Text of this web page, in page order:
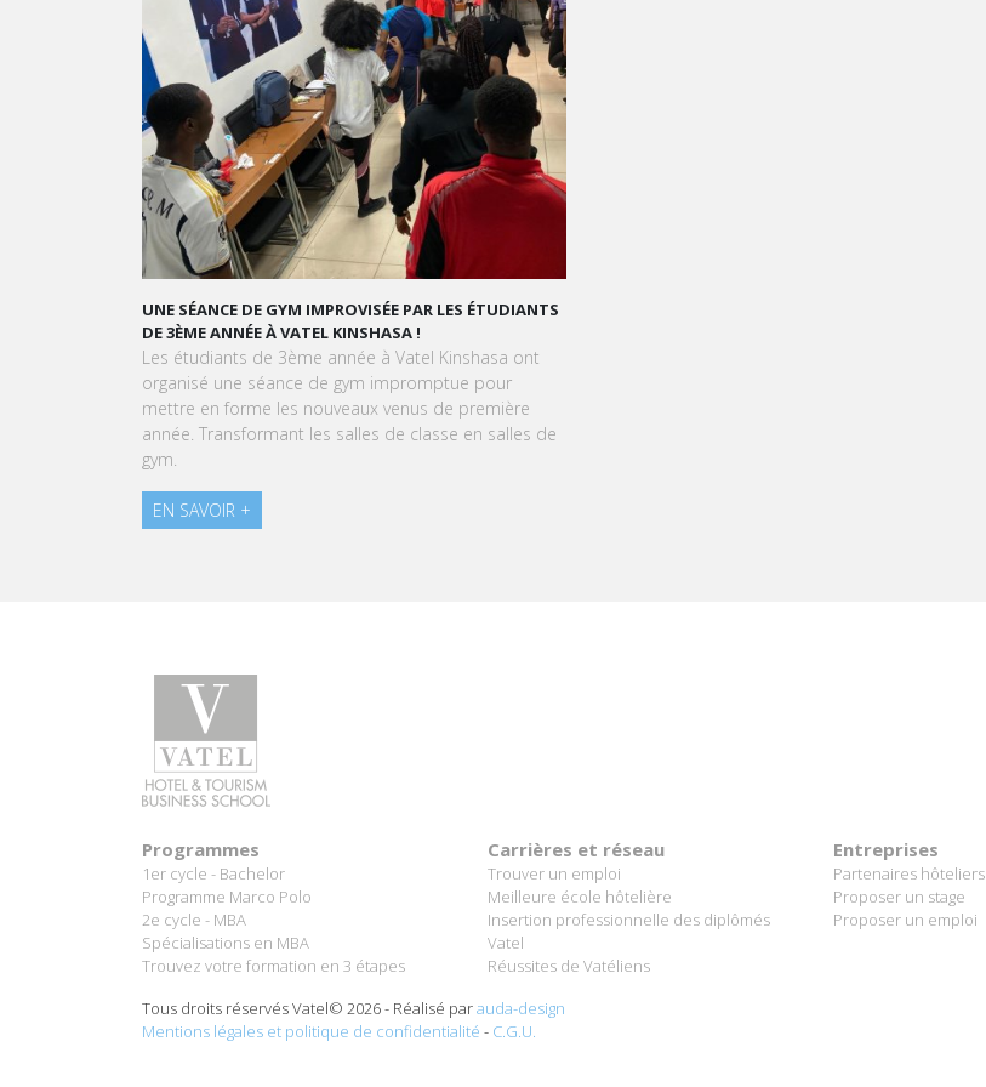
UNE SÉANCE DE GYM IMPROVISÉE PAR LES ÉTUDIANTS
DE 3ÈME ANNÉE À VATEL KINSHASA !
Les étudiants de 3ème année à Vatel Kinshasa ont
organisé une séance de gym impromptue pour
mettre en forme les nouveaux venus de première
année. Transformant les salles de classe en salles de
gym.
EN SAVOIR +
GRAND ORAL : TRANSFORMONS LE STRESS EN SUCCÈS
pâtissière.
Programmes
1er cycle - Bachelor
Programme Marco Polo
2e cycle - MBA
Spécialisations en MBA
Trouvez votre formation en 3 étapes
Carrières et réseau
Trouver un emploi
Meilleure école hôtelière
Insertion professionnelle des diplômés
Vatel
Réussites de Vatéliens
Entreprises
Partenaires hôteliers
Proposer un stage
Proposer un emploi
Tous droits réservés Vatel© 2026 - Réalisé parauda-design
Mentions légales et politique de confidentialité - C.G.U.